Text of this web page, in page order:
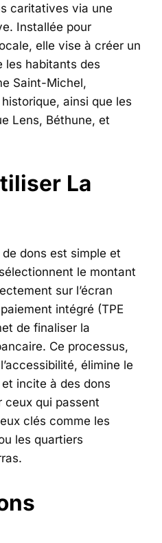
caritatives via une
Installée pour
elle vise à créer un
les habitants des
Saint-Michel,
ainsi que les
Lens, Béthune, et
La
dons est simple et
le montant
sur l’écran
intégré (TPE
de finaliser la
Ce processus,
élimine le
et incite à des dons
ceux qui passent
clés comme les
les quartiers